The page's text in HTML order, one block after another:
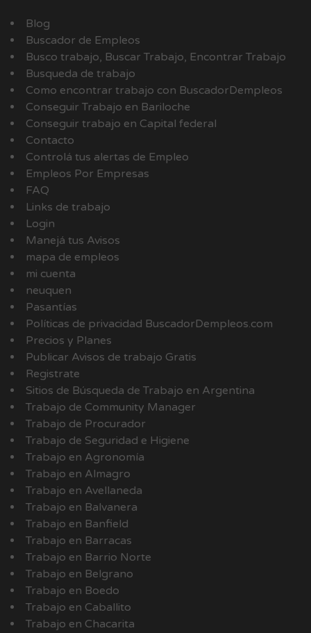
Blog
Buscador de Empleos
Busco trabajo, Buscar Trabajo, Encontrar Trabajo
Busqueda de trabajo
Como encontrar trabajo con BuscadorDempleos
Conseguir Trabajo en Bariloche
Conseguir trabajo en Capital federal
Contacto
Controlá tus alertas de Empleo
Empleos Por Empresas
FAQ
Links de trabajo
Login
Manejá tus Avisos
mapa de empleos
mi cuenta
neuquen
Pasantías
Políticas de privacidad BuscadorDempleos.com
Precios y Planes
Publicar Avisos de trabajo Gratis
Registrate
Sitios de Búsqueda de Trabajo en Argentina
Trabajo de Community Manager
Trabajo de Procurador
Trabajo de Seguridad e Higiene
Trabajo en Agronomía
Trabajo en Almagro
Trabajo en Avellaneda
Trabajo en Balvanera
Trabajo en Banfield
Trabajo en Barracas
Trabajo en Barrio Norte
Trabajo en Belgrano
Trabajo en Boedo
Trabajo en Caballito
Trabajo en Chacarita